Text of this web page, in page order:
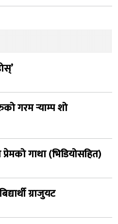
गरम र्‍याम्प शो
गाथा (भिडियोसहित)
ग्राजुयट